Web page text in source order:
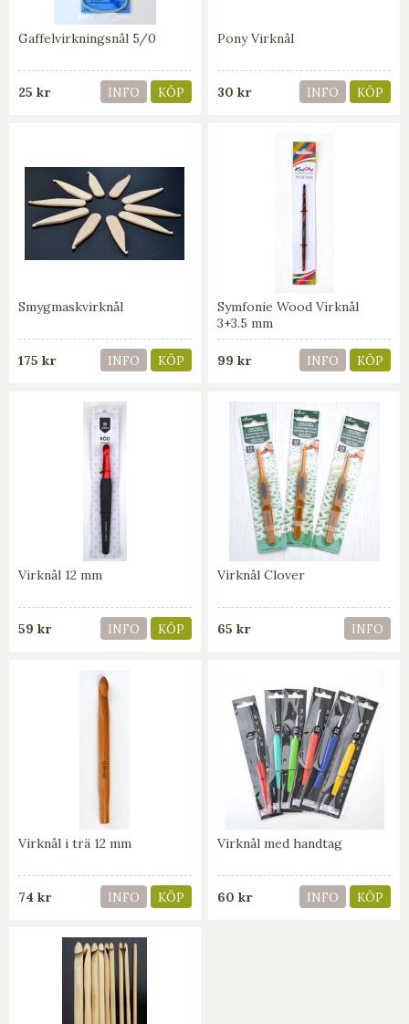
Gaffelvirkningsnål 5/0
25 kr INFO KÖP
Pony Virknål
30 kr INFO KÖP
Smygmaskvirknål
175 kr INFO KÖP
Symfonie Wood Virknål
3+3.5 mm
99 kr INFO KÖP
Virknål 12 mm
59 kr INFO KÖP
Virknål Clover
65 kr INFO
Virknål i trä 12 mm
74 kr INFO KÖP
Virknål med handtag
60 kr INFO KÖP